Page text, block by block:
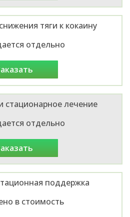
тяги к кокаину
отдельно
заказать
стационарное лечение
отдельно
заказать
поддержка
в стоимость